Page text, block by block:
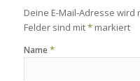
Deine E-Mail-Adresse
Felder sind mit*markiert
Name*